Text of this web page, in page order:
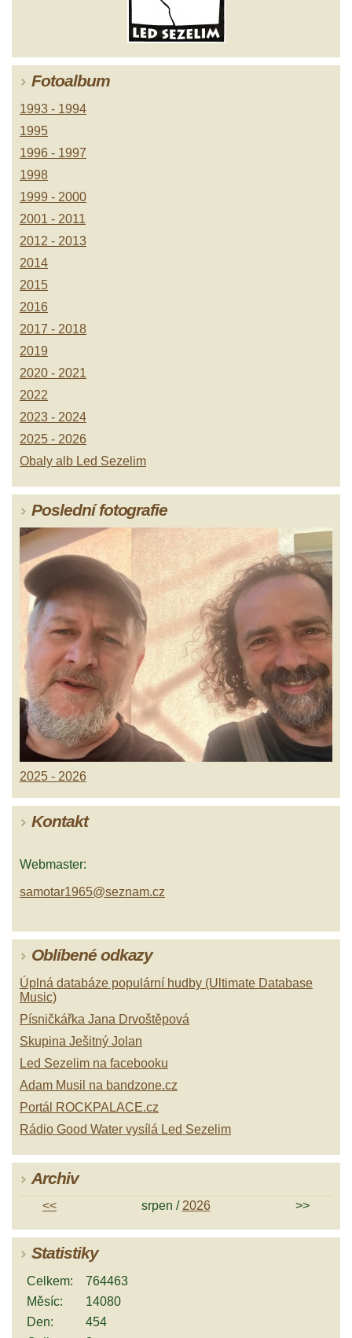
Fotoalbum
1993 - 1994
1995
1996 - 1997
1998
1999 - 2000
2001 - 2011
2012 - 2013
2014
2015
2016
2017 - 2018
2019
2020 - 2021
2022
2023 - 2024
2025 - 2026
Obaly alb Led Sezelim
Poslední fotografie
2025 - 2026
Kontakt
Webmaster:
samotar1965@seznam.cz
Oblíbené odkazy
Úplná databáze populární hudby (Ultimate Database
Music)
Písničkářka Jana Drvoštěpová
Skupina Ješitný Jolan
Led Sezelim na facebooku
Adam Musil na bandzone.cz
Portál ROCKPALACE.cz
Rádio Good Water vysílá Led Sezelim
Archiv
<< srpen /2026 >>
Statistiky
Celkem:
764463
Měsíc:
14080
Den:
454